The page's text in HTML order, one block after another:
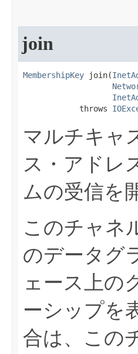
join
MembershipKey join​(
            throws
マルチキャ
ス・アドレ
ムの受信を
このチャネ
のデータグ
ェース上の
ーシップを
合は、この